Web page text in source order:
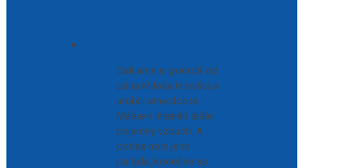
Dali sme si poradiť od
pána Miloša Horváta a
urobili sme dobre.
Máme v interiéri stále
príjemný vzduch. A
počas noci je to
paráda, konečne sa